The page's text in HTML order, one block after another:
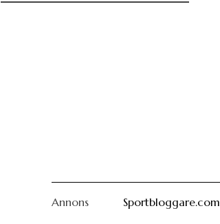
Annons Sportbloggare.com